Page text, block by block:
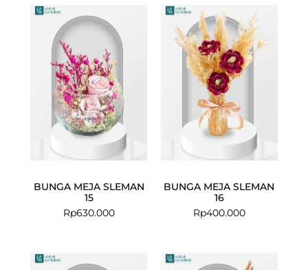
BUNGA MEJA SLEMAN
15
Rp630.000
BUNGA MEJA SLEMAN
16
Rp400.000